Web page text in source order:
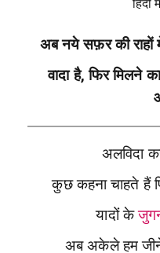
हिंदी
अब नये सफ़र की राहों
वादा है, फिर मिलने
अलविदा
कुछ कहना चाहते हैं
यादों के
अब अकेले हम जीने